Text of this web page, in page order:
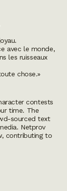
avec le monde,
les ruisseaux
chose.»
contests
time. The
sourced text
Netprov
contributing to